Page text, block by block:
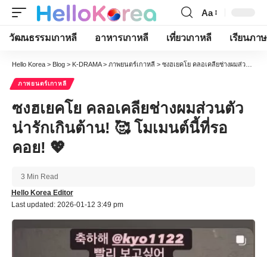
Font
Resizer
Aa
วัฒนธรรมเกาหลี อาหารเกาหลี เที่ยวเกาหลี เรียนภา
Hello Korea > Blog > K-DRAMA> ภาพยนตร์เกาหลี > ซงฮเยคโย คลอเคลียช่างผมส่วนตัว น่ารักเกินต้าน! 🥰 โมเมนต์นี้ที่รอคอย! 💖
ภาพยนตร์เกาหลี
ซงฮเยคโย คลอเคลียช่างผมส่วนตัว
น่ารักเกินต้าน! 🥰 โมเมนต์นี้ที่รอ
คอย! 💖
Last updated: 2026-01-12 3:49 pm
Hello Korea Editor
3 Min Read